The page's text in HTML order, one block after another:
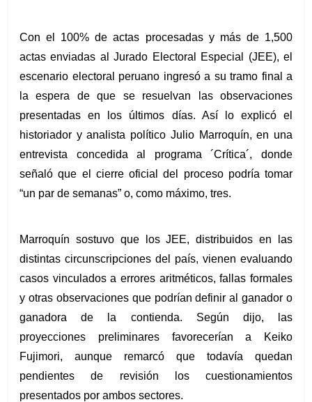
Con el 100% de actas procesadas y más de 1,500
actas enviadas al Jurado Electoral Especial (JEE), el
escenario electoral peruano ingresó a su tramo final a
la espera de que se resuelvan las observaciones
presentadas en los últimos días. Así lo explicó el
historiador y analista político Julio Marroquín, en una
entrevista concedida al programa ´Crítica´, donde
señaló que el cierre oficial del proceso podría tomar
“un par de semanas” o, como máximo, tres.
Marroquín sostuvo que los JEE, distribuidos en las
distintas circunscripciones del país, vienen evaluando
casos vinculados a errores aritméticos, fallas formales
y otras observaciones que podrían definir al ganador o
ganadora de la contienda. Según dijo, las
proyecciones preliminares favorecerían a Keiko
Fujimori, aunque remarcó que todavía quedan
pendientes de revisión los cuestionamientos
presentados por ambos sectores.